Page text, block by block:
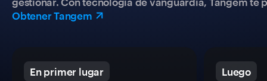
Obtener Tangem
En primer lugar Luego